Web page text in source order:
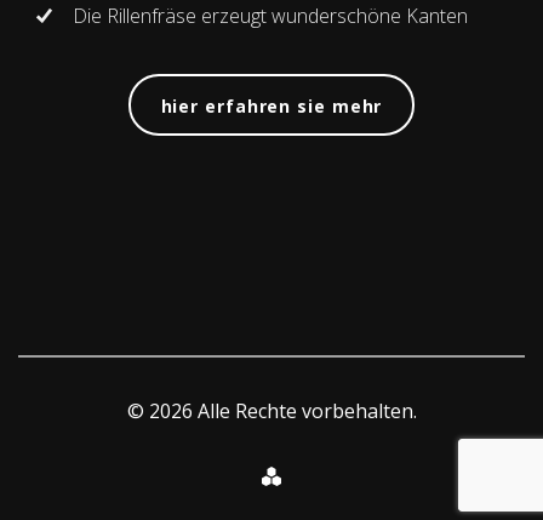
Die Rillenfräse erzeugt wunderschöne Kanten
hier erfahren sie mehr
© 2026 Alle Rechte vorbehalten.